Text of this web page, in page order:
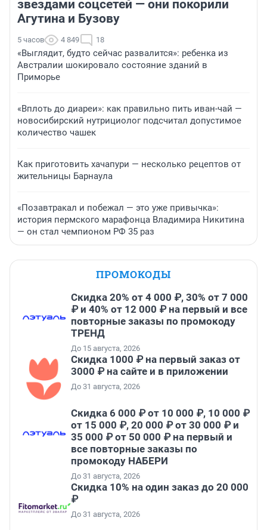
звездами соцсетей — они покорили
Агутина и Бузову
5 часов 4 849 18
«Выглядит, будто сейчас развалится»: ребенка из
Австралии шокировало состояние зданий в
Приморье
«Вплоть до диареи»: как правильно пить иван-чай —
новосибирский нутрициолог подсчитал допустимое
количество чашек
Как приготовить хачапури — несколько рецептов от
жительницы Барнаула
«Позавтракал и побежал — это уже привычка»:
история пермского марафонца Владимира Никитина
— он стал чемпионом РФ 35 раз
ПРОМОКОДЫ
Скидка 20% от 4 000 ₽, 30% от 7 000
₽ и 40% от 12 000 ₽ на первый и все
повторные заказы по промокоду
ТРЕНД
До 15 августа, 2026
Скидка 1000 ₽ на первый заказ от
3000 ₽ на сайте и в приложении
До 31 августа, 2026
Скидка 6 000 ₽ от 10 000 ₽, 10 000 ₽
от 15 000 ₽, 20 000 ₽ от 30 000 ₽ и
35 000 ₽ от 50 000 ₽ на первый и
все повторные заказы по
промокоду НАБЕРИ
До 31 августа, 2026
Скидка 10% на один заказ до 20 000
₽
До 31 августа, 2026